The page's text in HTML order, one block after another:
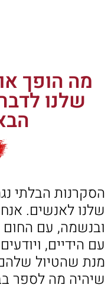
מה הופך
שלנו
הסקרנות הבלתי
שלנו לאנשים.
ובנשמה, עם החום
עם הידיים,
מנת שהטיול
שיהיה מה לספר